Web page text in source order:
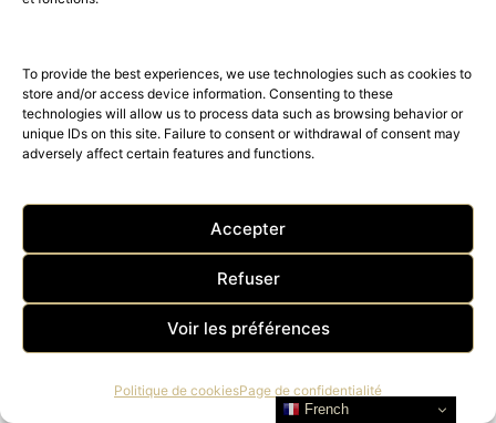
To provide the best experiences, we use technologies such as cookies to
store and/or access device information. Consenting to these
technologies will allow us to process data such as browsing behavior or
unique IDs on this site. Failure to consent or withdrawal of consent may
adversely affect certain features and functions.
Accepter
Refuser
Voir les préférences
Politique de cookiesPage de confidentialité
Horae réinvente le rituel de la
tisane
TOP 10
French